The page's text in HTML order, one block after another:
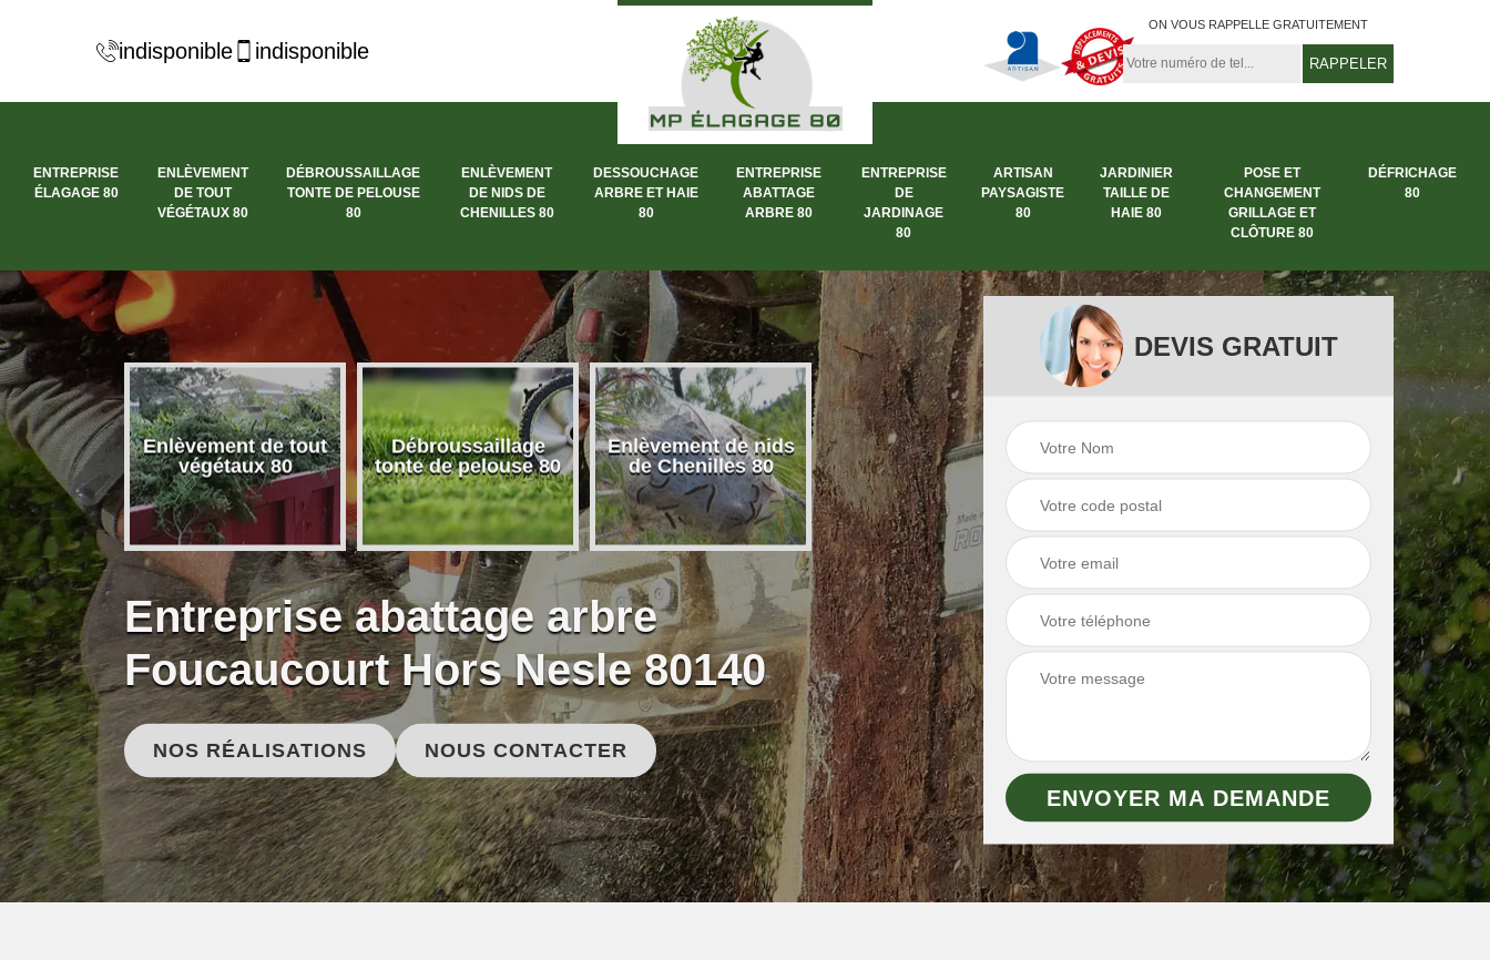
indisponible indisponible
ON VOUS RAPPELLE GRATUITEMENT
ENTREPRISE
ÉLAGAGE 80
ENLÈVEMENT
DE TOUT
VÉGÉTAUX 80
DÉBROUSSAILLAGE
TONTE DE PELOUSE
80
ENLÈVEMENT
DE NIDS DE
CHENILLES 80
DESSOUCHAGE
ARBRE ET HAIE
80
ENTREPRISE
ABATTAGE
ARBRE 80
ENTREPRISE
DE
JARDINAGE
80
ARTISAN
PAYSAGISTE
80
JARDINIER
TAILLE DE
HAIE 80
POSE ET
CHANGEMENT
GRILLAGE ET
CLÔTURE 80
DÉFRICHAGE
80
élagage
Enlèvement de tout
végétaux 80
Débroussaillage
tonte de pelouse 80
Enlèvement de nids
de Chenilles 80
Dessouchage arbre
et haie 80
Entreprise abattage
Entreprise de
jardinage 80
Entreprise abattage arbre
Foucaucourt Hors Nesle 80140
NOS RÉALISATIONS NOUS CONTACTER
DEVIS GRATUIT